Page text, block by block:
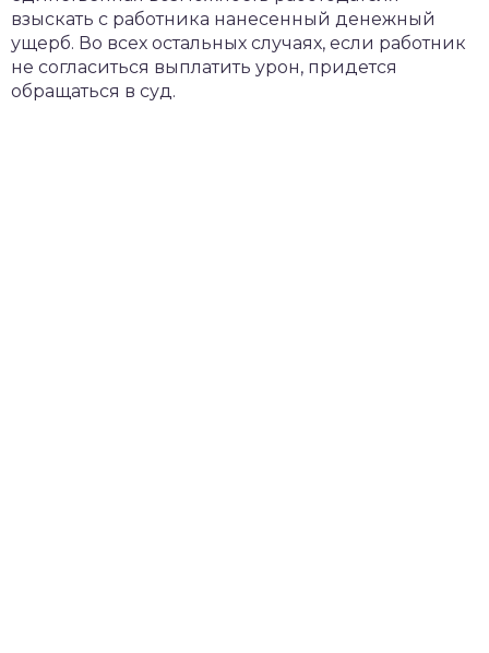
взыскать с работника нанесенный денежный
ущерб. Во всех остальных случаях, если работник
не согласиться выплатить урон, придется
обращаться в суд.